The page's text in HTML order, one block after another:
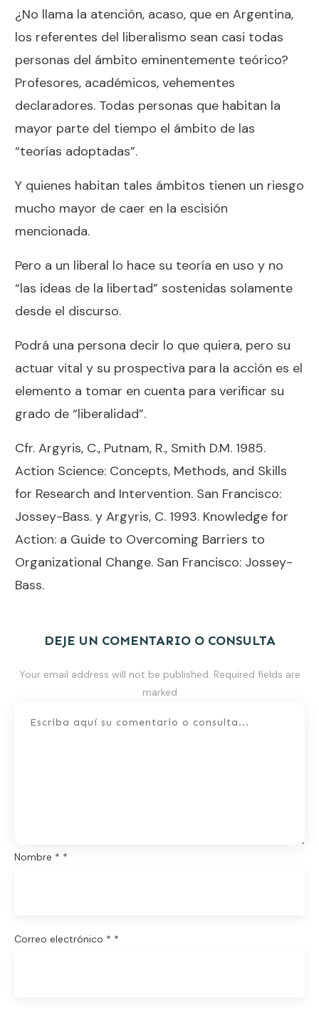
¿No llama la atención, acaso, que en Argentina,
los referentes del liberalismo sean casi todas
personas del ámbito eminentemente teórico?
Profesores, académicos, vehementes
declaradores. Todas personas que habitan la
mayor parte del tiempo el ámbito de las
“teorías adoptadas”.
Y quienes habitan tales ámbitos tienen un riesgo
mucho mayor de caer en la escisión
mencionada.
Pero a un liberal lo hace su teoría en uso y no
“las ideas de la libertad” sostenidas solamente
desde el discurso.
Podrá una persona decir lo que quiera, pero su
actuar vital y su prospectiva para la acción es el
elemento a tomar en cuenta para verificar su
grado de “liberalidad”.
Cfr. Argyris, C., Putnam, R., Smith D.M. 1985.
Action Science: Concepts, Methods, and Skills
for Research and Intervention. San Francisco:
Jossey-Bass. y Argyris, C. 1993. Knowledge for
Action: a Guide to Overcoming Barriers to
Organizational Change. San Francisco: Jossey-
Bass.
DEJE UN COMENTARIO O CONSULTA
Your email address will not be published. Required fields are
marked
Nombre * *
Correo electrónico * *